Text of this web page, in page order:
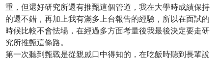
重，但還好研究所還有推甄這個管道，我在大學時成績保持
的還不錯，再加上我有滿多上台報告的經驗，所以在面試的
時候比較不會怯場，在經過多方面考量後我最後決定要走研
究所推甄這條路。
第一次聽到甄戰是從親戚口中得知的，在吃飯時聽到長輩說